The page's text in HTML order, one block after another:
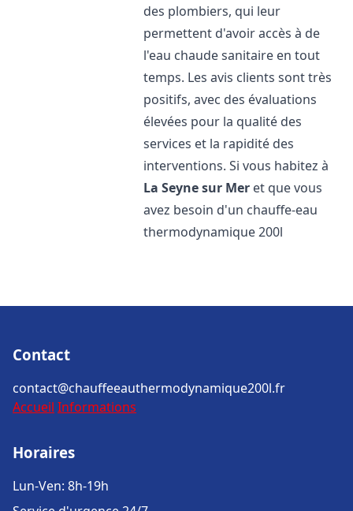
des plombiers, qui leur
permettent d'avoir accès à de
l'eau chaude sanitaire en tout
temps. Les avis clients sont très
positifs, avec des évaluations
élevées pour la qualité des
services et la rapidité des
interventions. Si vous habitez à
La Seyne sur Mer et que vous
avez besoin d'un chauffe-eau
thermodynamique 200l
Contact
contact@chauffeeauthermodynamique200l.fr
Accueil Informations
Horaires
Lun-Ven: 8h-19h